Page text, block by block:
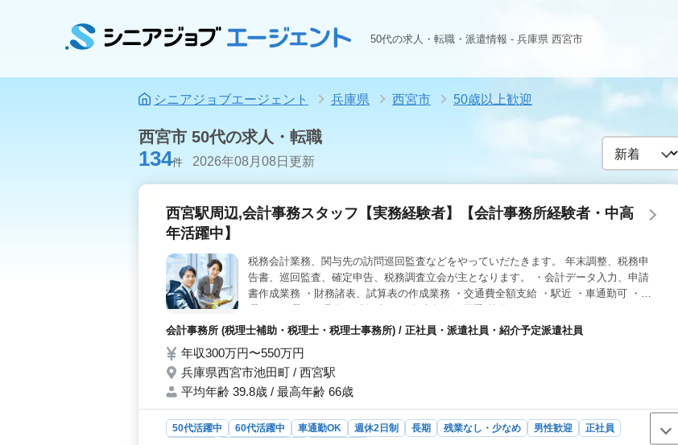
50代の求人・転職・派遣情報 - 兵庫県 西宮市
シニアジョブエージェント 兵庫県 西宮市 50歳以上歓迎
西宮市 50代の求人・転職
134件 2026年08月08日更新
西宮駅周辺,会計事務スタッフ【実務経験者】【会計事務所経験者・中高
年活躍中】
税務会計業務、関与先の訪問巡回監査などをやっていだたきます。 年末調整、税務申
告書、巡回監査、確定申告、税務調査立会が主となります。 ・会計データ入力、申請
書作成業務 ・財務諸表、試算表の作成業務 ・交通費全額支給 ・駅近 ・車通勤可 ・土
会計事務所 (税理士補助・税理士・税理士事務所) / 正社員・派遣社員・紹介予定派遣社員
年収300万円〜550万円
兵庫県西宮市池田町 / 西宮駅
平均年齢 39.8歳 / 最高年齢 66歳
50代活躍中 60代活躍中 車通勤OK 週休2日制 長期 残業なし・少なめ 男性歓迎
正社員